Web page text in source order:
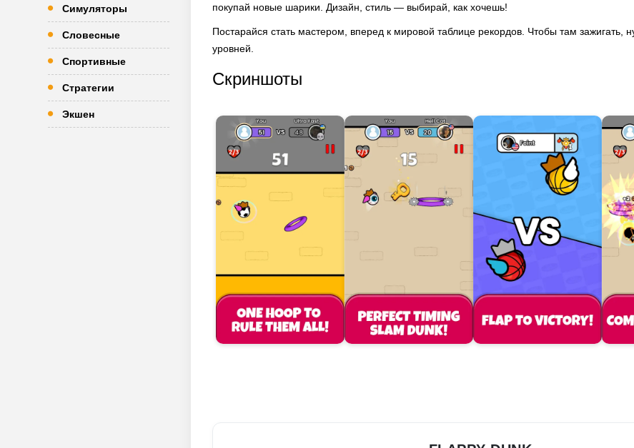
Симуляторы
Словесные
Спортивные
Стратегии
Экшен
покупай новые шарики. Дизайн, стиль — выбирай, как хочешь!
Постарайся стать мастером, вперед к мировой таблице рекордов. Чтобы там зажигать,
уровней.
Скриншоты